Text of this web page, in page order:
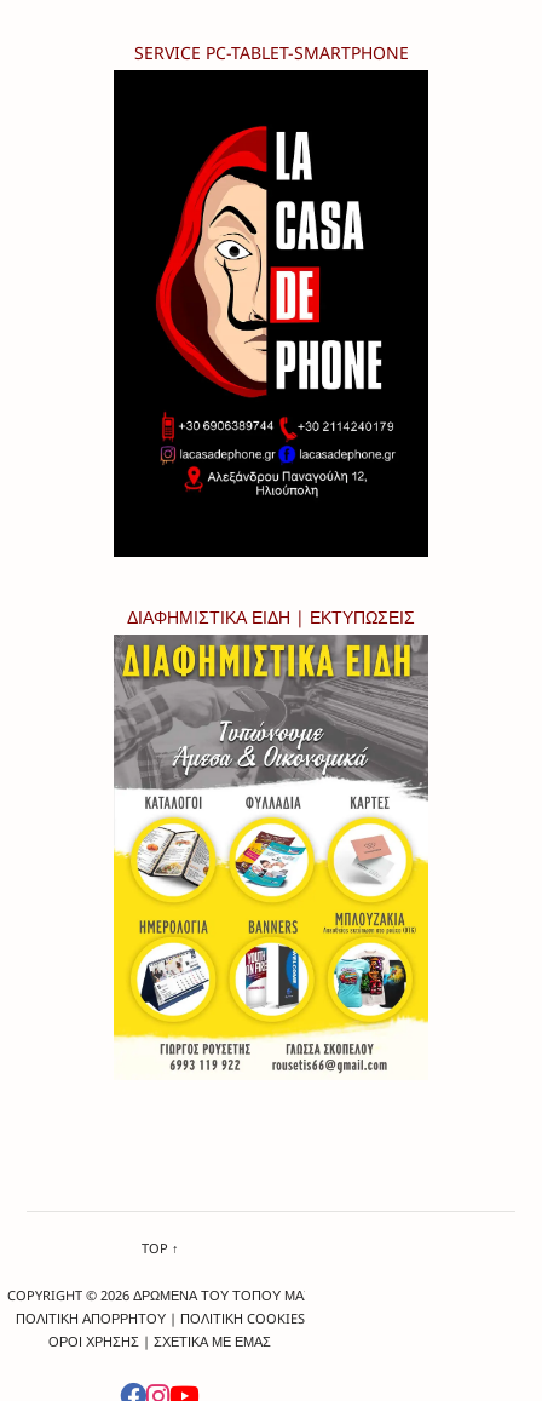
SERVICE PC-TABLET-SMARTPHONE
ΔΙΑΦΗΜΙΣΤΙΚΑ ΕΙΔΗ | ΕΚΤΥΠΩΣΕΙΣ
TOP ↑
COPYRIGHT © 2026 ΔΡΩΜΕΝΑ ΤΟΥ ΤΟΠΟΥ ΜΑΣ
ΠΟΛΙΤΙΚΗ ΑΠΟΡΡΗΤΟΥ| ΠΟΛΙΤΙΚΗ COOKIES
ΟΡΟΙ ΧΡΗΣΗΣ |ΣΧΕΤΙΚΑ ΜΕ ΕΜΑΣ